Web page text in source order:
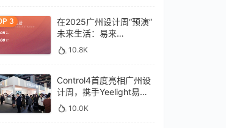
在2025广州设计周“预演”
未来生活：易来
xControl4展位待您亲鉴
10.8K
Control4首度亮相广州设
计周，携手Yeelight易来
深化本土战略
10.0K